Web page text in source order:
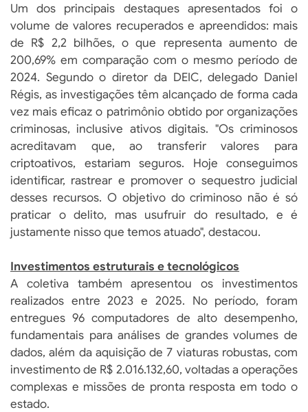
Um dos principais destaques apresentados foi o
volume de valores recuperados e apreendidos: mais
de R$ 2,2 bilhões, o que representa aumento de
200,69% em comparação com o mesmo período de
2024. Segundo o diretor da DEIC, delegado Daniel
Régis, as investigações têm alcançado de forma cada
vez mais eficaz o patrimônio obtido por organizações
criminosas, inclusive ativos digitais. "Os criminosos
acreditavam que, ao transferir valores para
criptoativos, estariam seguros. Hoje conseguimos
identificar, rastrear e promover o sequestro judicial
desses recursos. O objetivo do criminoso não é só
praticar o delito, mas usufruir do resultado, e é
justamente nisso que temos atuado", destacou.
Investimentos estruturais e tecnológicos
A coletiva também apresentou os investimentos
realizados entre 2023 e 2025. No período, foram
entregues 96 computadores de alto desempenho,
fundamentais para análises de grandes volumes de
dados, além da aquisição de 7 viaturas robustas, com
investimento de R$ 2.016.132,60, voltadas a operações
complexas e missões de pronta resposta em todo o
estado.